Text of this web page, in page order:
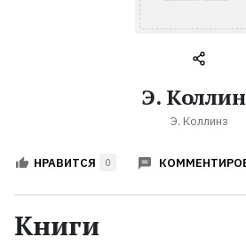
Авторы
Жанры
Э.
Э. Коллинз
НРАВИТСЯ 0
Книги